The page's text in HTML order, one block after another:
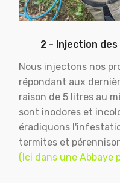
2 - Injection
Nous injectons nos
répondant aux
raison de 5 litres au
sont inodores et
éradiquons
termites et
(Ici dans une Abbaye